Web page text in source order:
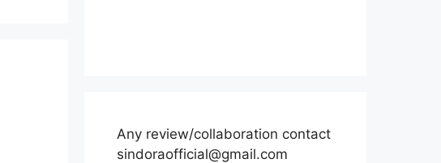
Any review/collaboration contact
sindoraofficial@gmail.com